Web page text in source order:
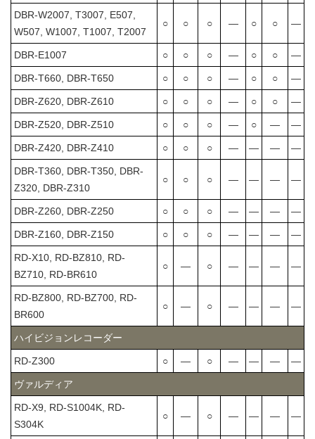
DBR-W2007, T3007, E507,
W507, W1007, T1007, T2007
○ ○ ○ ― ○ ○ ―
DBR-E1007 ○ ○ ○ ― ○ ○ ―
DBR-T660, DBR-T650 ○ ○ ○ ― ○ ○ ―
DBR-Z620, DBR-Z610 ○ ○ ○ ― ○ ○ ―
DBR-Z520, DBR-Z510 ○ ○ ○ ― ○ ― ―
DBR-Z420, DBR-Z410 ○ ○ ○ ― ― ― ―
DBR-T360, DBR-T350, DBR-
Z320, DBR-Z310
○ ○ ○ ― ― ― ―
DBR-Z260, DBR-Z250 ○ ○ ○ ― ― ― ―
DBR-Z160, DBR-Z150 ○ ○ ○ ― ― ― ―
RD-X10, RD-BZ810, RD-
BZ710, RD-BR610
○ ― ○ ― ― ― ―
RD-BZ800, RD-BZ700, RD-
BR600
○ ― ○ ― ― ― ―
ハイビジョンレコーダー
RD-Z300 ○ ― ○ ― ― ― ―
ヴァルディア
RD-X9, RD-S1004K, RD-
S304K
○ ― ○ ― ― ― ―